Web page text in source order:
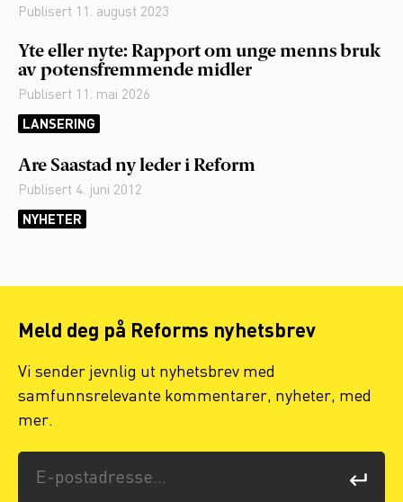
Publisert 11. august 2023
Yte eller nyte: Rapport om unge menns bruk
av potensfremmende midler
Publisert 11. mai 2026
LANSERING
Are Saastad ny leder i Reform
Publisert 4. juni 2012
NYHETER
Meld deg på Reforms nyhetsbrev
Vi sender jevnlig ut nyhetsbrev med
samfunnsrelevante kommentarer, nyheter, med
mer.